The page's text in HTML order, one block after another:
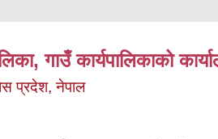
गाउँ कार्यपालिकाको
प्रदेश, नेपाल